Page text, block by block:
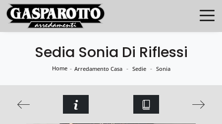
Sedia Sonia Di Riflessi
Home - Arredamento Casa - Sedie - Sonia